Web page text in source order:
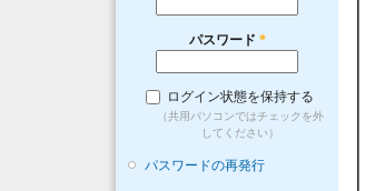
パスワード *
ログイン状態を保持する
（共用パソコンではチェックを外
してください）
パスワードの再発行